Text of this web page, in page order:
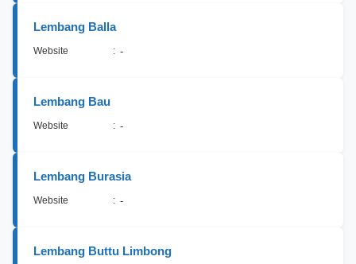
Lembang Balla
Website : -
Lembang Bau
Website : -
Lembang Burasia
Website : -
Lembang Buttu Limbong